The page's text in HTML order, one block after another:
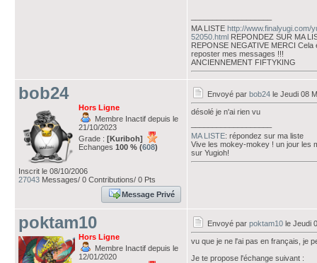
MA LISTE http://www.finalyugi.com/
52050.html REPONDEZ SUR MA
REPONSE NEGATIVE MERCI
reposter mes messages !!!
ANCIENNEMENT FIFTYKING
bob24
Hors Ligne
Membre Inactif depuis le
21/10/2023
Grade : [Kuriboh]
Echanges 100 % (608)
Inscrit le 08/10/2006
27043 Messages/ 0 Contributions/ 0 Pts
Message Privé
Envoyé par bob24 le Jeudi 08
désolé je n'ai rien vu
MA LISTE: répondez sur ma liste
Vive les mokey-mokey ! un jour les
sur Yugioh!
poktam10
Hors Ligne
Membre Inactif depuis le
12/01/2020
Envoyé par poktam10 le Jeudi
vu que je ne l'ai pas en français, je
Je te propose l'échange suivant :